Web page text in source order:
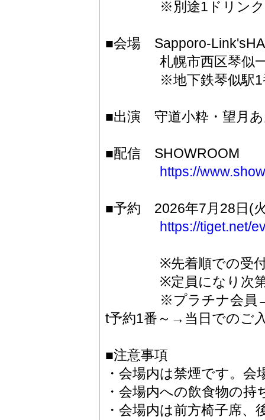
※別途1ドリンク
■会場 Sapporo-
札幌市西区琴似一
※地下鉄琴似駅1番
■出演 守道小粋・望月あ
■配信 SHOWROOM
https://
■予約 2026年7月28日(
https://tiget.net/
※先着順での受付
※定員になり次第受
※プラチナ会員→ゴ
t予約1番～→当日でのご
■注意事項
・会場内は禁煙です。
・会場内への飲食物の
・会場内は前方椅子席